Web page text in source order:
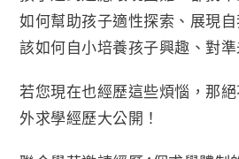
如何幫助孩子適性探索、展現自
該如何自小培養孩子興趣、對準
若您現在也經歷這些煩惱，那
外求學經歷大公開！